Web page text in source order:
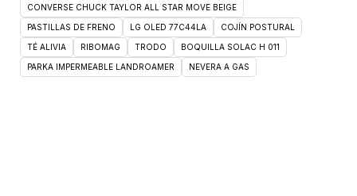
CONVERSE CHUCK TAYLOR ALL STAR MOVE BEIGE
PASTILLAS DE FRENO LG OLED 77C44LA COJÍN POSTURAL
TÉ ALIVIA RIBOMAG TRODO BOQUILLA SOLAC H 011
PARKA IMPERMEABLE LANDROAMER NEVERA A GAS